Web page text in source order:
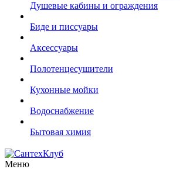
Душевые кабины и ограждения
Биде и писсуары
Аксессуары
Полотенцесушители
Кухонные мойки
Водоснабжение
Бытовая химия
Меню